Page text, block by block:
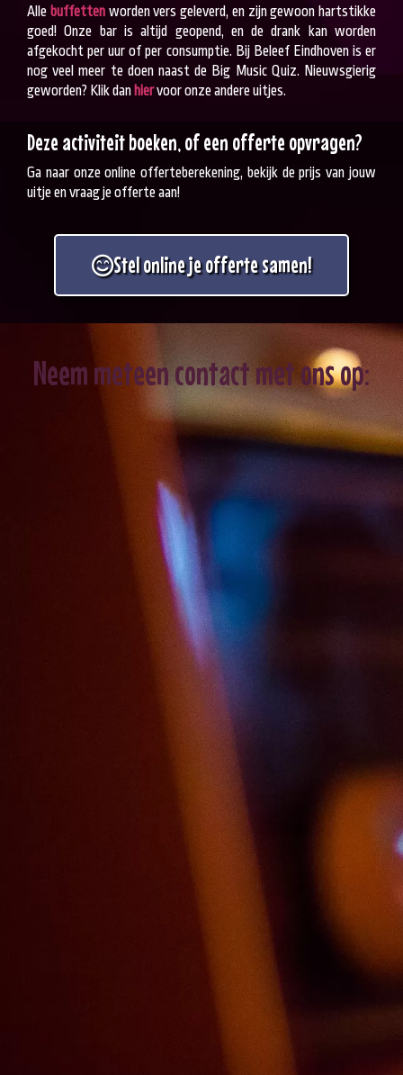
Alle buffettenworden vers geleverd, en zijn gewoon hartstikke
goed! Onze bar is altijd geopend, en de drank kan worden
afgekocht per uur of per consumptie. Bij Beleef Eindhoven is er
nog veel meer te doen naast de Big Music Quiz. Nieuwsgierig
geworden? Klik dan hiervoor onze andere uitjes.
Deze activiteit boeken, of een offerte opvragen?
Ga naar onze online offerteberekening, bekijk de prijs van jouw
uitje en vraag je offerte aan!
Stel online je offerte samen!
Neem meteen contact met ons op: